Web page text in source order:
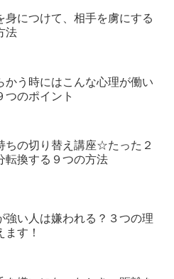
身につけて、相手を虜にする
法
かう時にはこんな心理が働い
つのポイント
ちの切り替え講座☆たった２
転換する９つの方法
強い人は嫌われる？３つの理
ます！